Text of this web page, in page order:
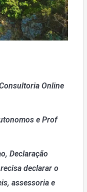
Online
e Prof
Declaração
declarar o
assessoria e